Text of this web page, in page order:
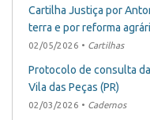
Cartilha Justiça por
terra e por reforma
02/05/2026 • Cartilhas
Protocolo de consulta
Vila das Peças (PR)
02/03/2026 • Cadernos